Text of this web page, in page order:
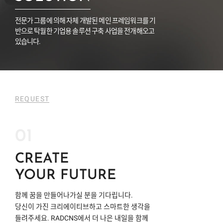
전문가 그룹에 의해 자체 개발된 메인 프레임워크를 기
반으로 탁월한 기업용 솔루션 구축 사업을 전개해오고
있습니다.
REQUEST
CREATE
YOUR FUTURE
함께 꿈을 만들어나가실 분을 기다립니다.
당신이 가진 크리에이티브하고 스마트한 생각을
들려주세요. RADCNS에서 더 나은 내일을 함께